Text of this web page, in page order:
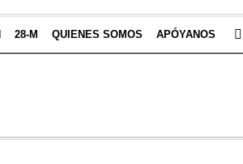
28-M QUIENES SOMOS APÓYANOS